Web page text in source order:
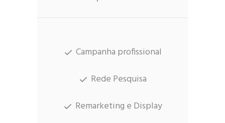
Campanha profissional
Rede Pesquisa
Remarketing e Display